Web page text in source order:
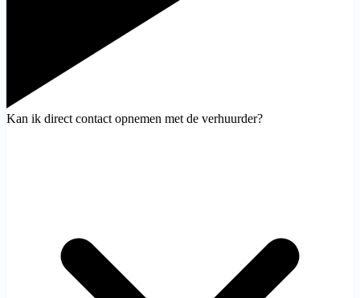
Kan ik direct contact opnemen met de verhuurder?